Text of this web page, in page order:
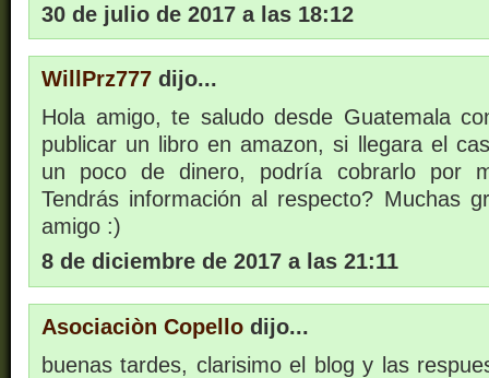
30 de julio de 2017 a las 18:12
WillPrz777 dijo...
Hola amigo, te saludo desde Guatemala
publicar un libro en amazon, si llegara el
un poco de dinero, podría cobrarlo por
Tendrás información al respecto? Muchas
amigo :)
8 de diciembre de 2017 a las 21:11
Asociaciòn Copello dijo...
buenas tardes, clarisimo el blog y las